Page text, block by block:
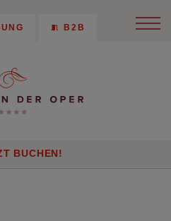
B2B
BUCHEN!